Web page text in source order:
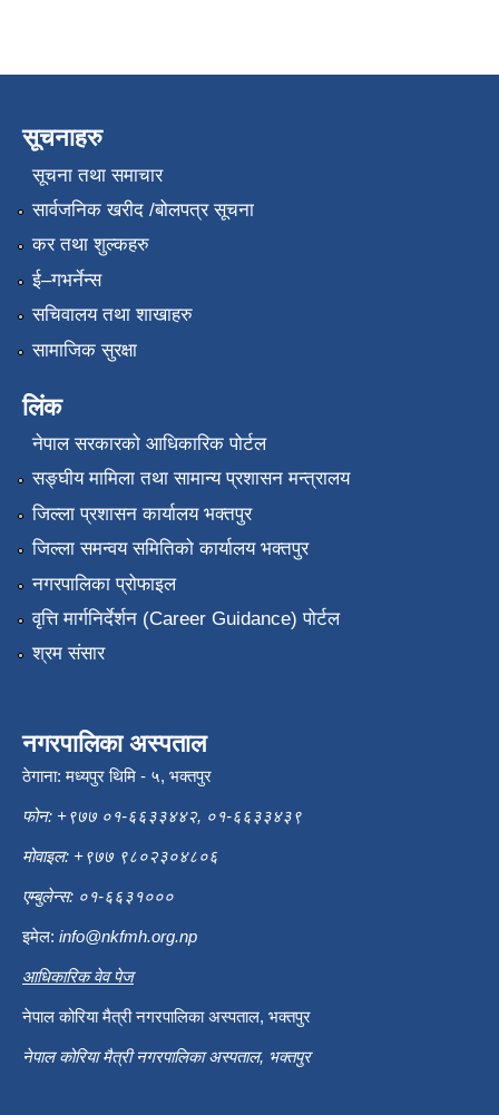
सूचनाहरु
सूचना तथा समाचार
सार्वजनिक खरीद /बोलपत्र सूचना
कर तथा शुल्कहरु
ई–गभर्नेन्स
सचिवालय तथा शाखाहरु
सामाजिक सुरक्षा
लिंक
नेपाल सरकारको आधिकारिक पोर्टल
सङ्‍घीय मामिला तथा सामान्य प्रशासन मन्त्रालय
जिल्ला प्रशासन कार्यालय भक्तपुर
जिल्ला समन्वय समितिको कार्यालय भक्तपुर
नगरपालिका प्रोफाइल
वृत्ति मार्गनिर्देर्शन (Career Guidance) पोर्टल
श्रम संसार
नगरपालिका अस्पताल
ठेगाना: मध्यपुर थिमि - ५, भक्तपुर
फोन: +९७७ ०१-६६३३४४२, ०१-६६३३४३९
मोवाइल: +९७७ ९८०२३०४८०६
एम्बुलेन्स: ०१-६६३१०००
इमेल: info@nkfmh.org.np
आधिकारिक वेव पेज
नेपाल कोरिया मैत्री नगरपालिका अस्पताल, भक्तपुर
नेपाल कोरिया मैत्री नगरपालिका अस्पताल, भक्तपुर